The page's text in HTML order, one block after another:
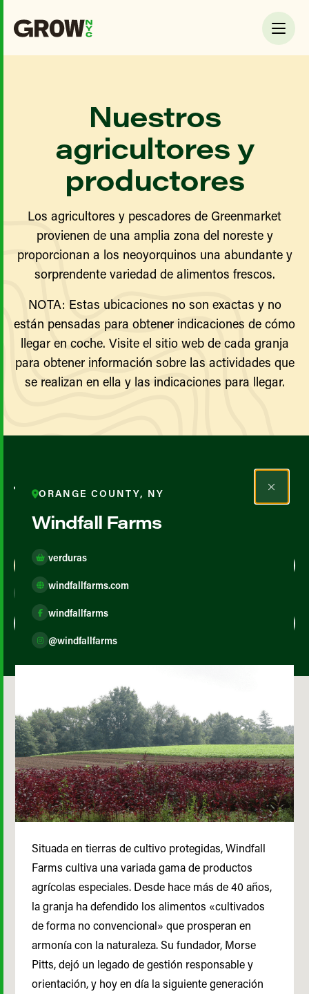
Nuestros
agricultores y
productores
Los agricultores y pescadores de Greenmarket
provienen de una amplia zona del noreste y
proporcionan a los neoyorquinos una abundante y
sorprendente variedad de alimentos frescos.
NOTA: Estas ubicaciones no son exactas y no
están pensadas para obtener indicaciones de cómo
llegar en coche. Visite el sitio web de cada granja
para obtener información sobre las actividades que
se realizan en ella y las indicaciones para llegar.
Todos los agricultores y
productores
Map View
ORANGE COUNTY, NY
Windfall Farms
verduras
windfallfarms.com
windfallfarms
@windfallfarms
Situada en tierras de cultivo protegidas, Windfall
Farms cultiva una variada gama de productos
agrícolas especiales. Desde hace más de 40 años,
la granja ha defendido los alimentos «cultivados
de forma no convencional» que prosperan en
armonía con la naturaleza. Su fundador, Morse
Pitts, dejó un legado de gestión responsable y
orientación, y hoy en día la siguiente generación